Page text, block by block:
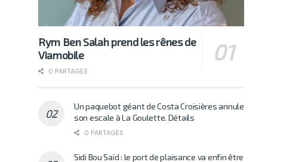
Rym Ben Salah prend les rênes de
Viamobile
0 PARTAGES
Un paquebot géant de Costa Croisières annule
son escale à La Goulette. Détails
0 PARTAGES
Sidi Bou Saïd : le port de plaisance va enfin être